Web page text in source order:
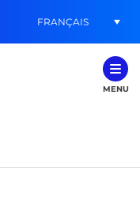
FRANÇAIS
MENU